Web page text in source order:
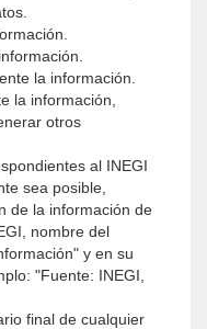
la información.
la información,
otros
al INEGI
sea posible,
de la información de
nombre del
y en su
"Fuente: INEGI,
final de cualquier